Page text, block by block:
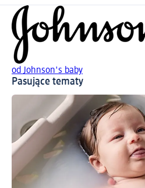
od Johnson's baby
Pasujące tematy